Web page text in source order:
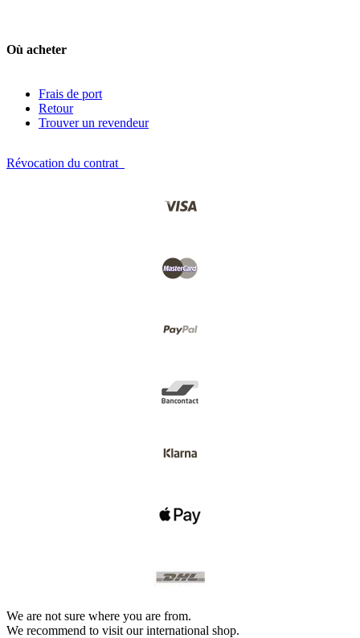
Où acheter
Frais de port
Retour
Trouver un revendeur
Révocation du contrat
We are not sure where you are from.
We recommend to visit our international shop.